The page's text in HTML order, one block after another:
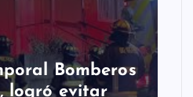
Bomberos
logró evitar